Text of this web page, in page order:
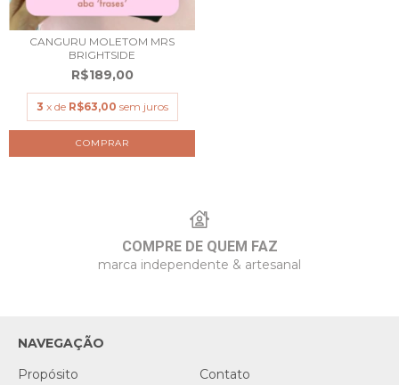
CANGURU MOLETOM MRS
BRIGHTSIDE
R$189,00
3 x de R$63,00 sem juros
COMPRAR
COMPRE DE QUEM FAZ
marca independente & artesanal
NAVEGAÇÃO
Propósito
Contato